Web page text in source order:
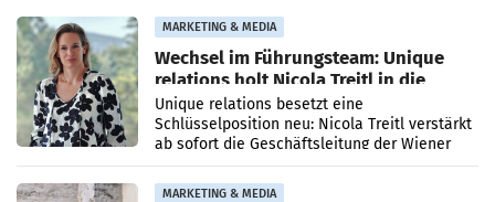
MARKETING & MEDIA
Wechsel im Führungsteam: Unique
relations holt Nicola Treitl in die
Geschäftsleitung
Unique relations besetzt eine
Schlüsselposition neu: Nicola Treitl verstärkt
ab sofort die Geschäftsleitung der Wiener
PR-Agentur an der Seite von Josef Kalina und
Anna Kalina-Mahr.
MARKETING & MEDIA